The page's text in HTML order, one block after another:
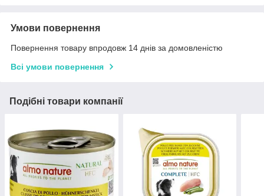
Умови повернення
Повернення товару впродовж 14 днів за домовленістю
Всі умови повернення
Подібні товари компанії